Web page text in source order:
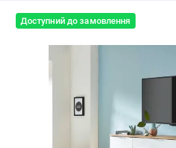
Доступний до замовлення